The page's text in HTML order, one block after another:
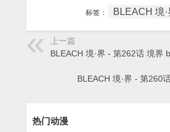
标签： BLEACH 境·
上一篇
BLEACH 境·界 - 第262话 境界
BLEACH 境·界 - 第260
热门动漫